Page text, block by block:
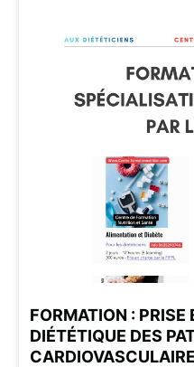
FORMATION : PRISE
DIÉTÉTIQUE DES